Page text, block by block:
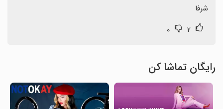
شرفا
۲ ۰
رایگان تماشا کن